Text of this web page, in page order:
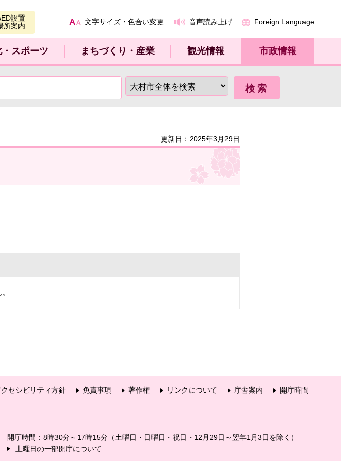
設置
所案内
文字サイズ・色合い変更 音声読み上げ Foreign Language
スポーツ まちづくり・産業 観光情報 市政情報
更新日：2025年3月29日
セシビリティ方針 免責事項 著作権 リンクについて 庁舎案内
開庁時間
開庁時間：8時30分～17時15分（土曜日・日曜日・祝日・12月29日～翌年1月3日を除く）
土曜日の一部開庁について